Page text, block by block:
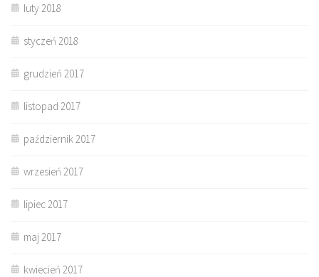
luty 2018
styczeń 2018
grudzień 2017
listopad 2017
październik 2017
wrzesień 2017
lipiec 2017
maj 2017
kwiecień 2017